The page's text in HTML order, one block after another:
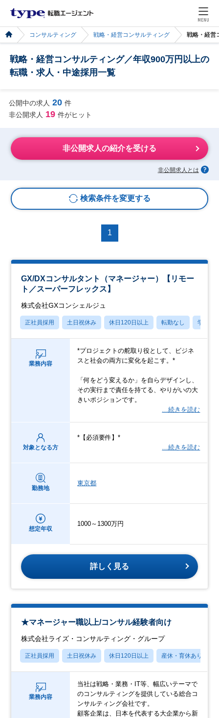
MENU
コンサルティング 戦略・経営コンサルティング 戦略・経営
戦略・経営コンサルティング／年収900万円以上の
転職・求人・中途採用一覧
公開中の求人 20 件
非公開求人 19 件がヒット
非公開求人の紹介を受ける
非公開求人とは
検索条件を変更する
1
GX/DXコンサルタント（マネージャー）【リモー
ト／スーパーフレックス】
株式会社GXコンシェルジュ
正社員採用 土日祝休み 休日120日以上 転勤なし 学歴不
業務内容
*プロジェクトの舵取り役として、ビジネ
スと社会の両方に変化を起こす。*
「何をどう変えるか」を自らデザインし、
その実行まで責任を持てる、やりがいの大
きいポジションです。
…続きを読む
対象となる方
*【必須要件】*
…続きを読む
勤務地
東京都
想定年収
1000～1300万円
詳しく見る
★マネージャー職以上/コンサル経験者向け
株式会社ライズ・コンサルティング・グループ
正社員採用 土日祝休み 休日120日以上 産休・育休あり
業務内容
当社は戦略・業務・IT等、幅広いテーマで
のコンサルティングを提供している総合コ
ンサルティング会社です。
顧客企業は、日本を代表する大企業から新